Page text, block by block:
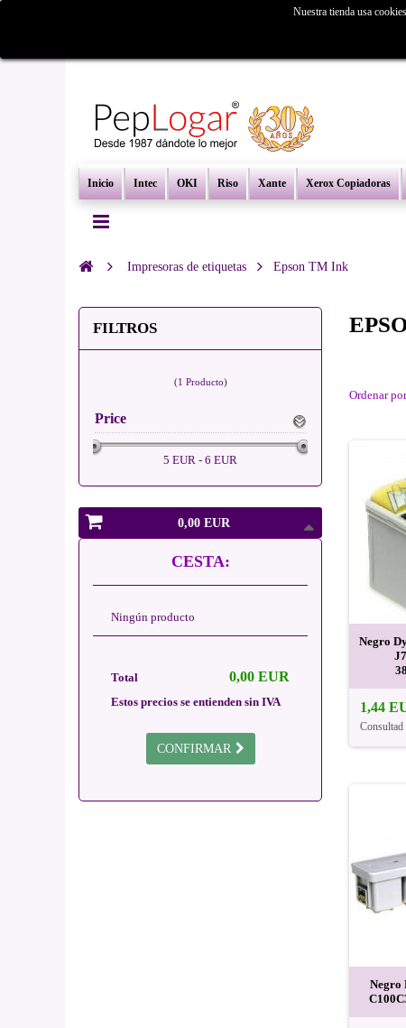
Inicio Intec OKI Riso Xante Xerox Copiadoras
Nuestra tienda usa
Impresoras de etiquetas Epson TM Ink
FILTROS
(1 Producto)
Price
5 EUR - 6 EUR
0,00 EUR
CESTA:
Ningún producto
0,00 EUR
Total
Estos precios se entienden sin IVA
CONFIRMAR
Ordenar por
Negro
1,44
Negro